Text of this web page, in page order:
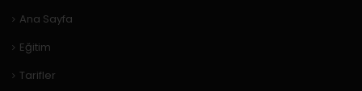
Ana Sayfa
Eğitim
Tarifler